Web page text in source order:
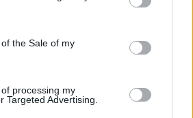
to Google and its third-party tags to
specified purposes in below Google
the Sale of my
processing my
Targeted Advertising.